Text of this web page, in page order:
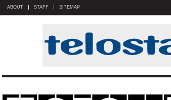
ABOUT STAFF SITEMAP